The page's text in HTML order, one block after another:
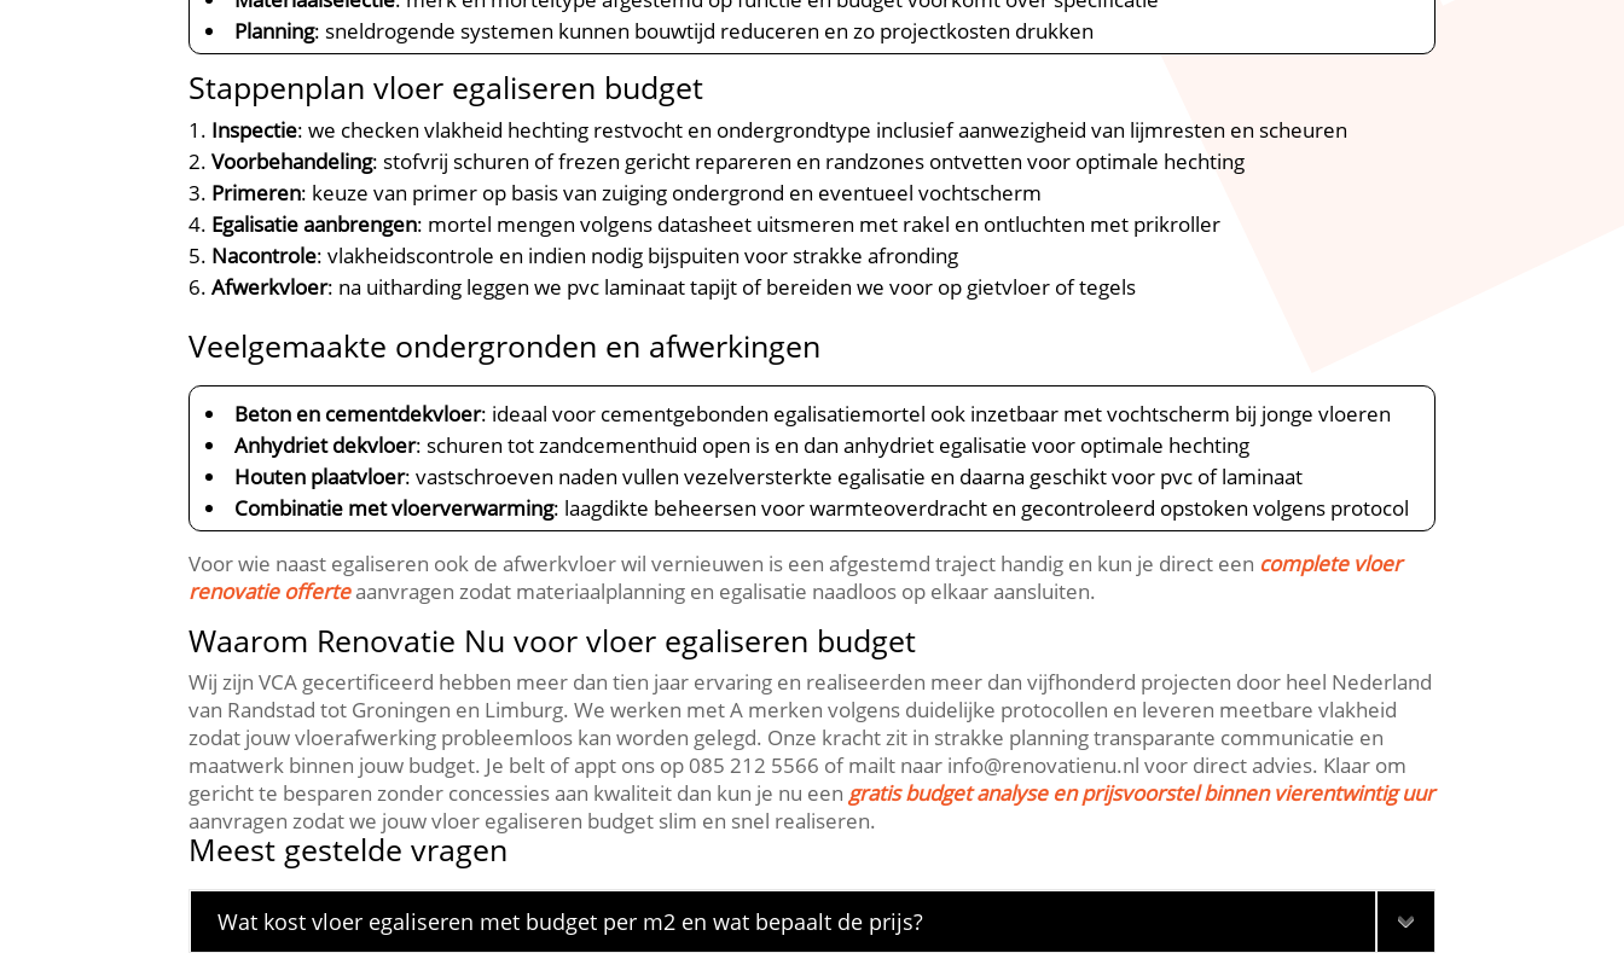
Planning: sneldrogende systemen kunnen bouwtijd reduceren en zo projectkosten drukken
Stappenplan vloer egaliseren budget
Inspectie: we checken vlakheid hechting restvocht en ondergrondtype inclusief aanwezigheid van lijmresten en scheuren
Voorbehandeling: stofvrij schuren of frezen gericht repareren en randzones ontvetten voor optimale hechting
Primeren: keuze van primer op basis van zuiging ondergrond en eventueel vochtscherm
Egalisatie aanbrengen: mortel mengen volgens datasheet uitsmeren met rakel en ontluchten met prikroller
Nacontrole: vlakheidscontrole en indien nodig bijspuiten voor strakke afronding
Afwerkvloer: na uitharding leggen we pvc laminaat tapijt of bereiden we voor op gietvloer of tegels
Veelgemaakte ondergronden en afwerkingen
Beton en cementdekvloer: ideaal voor cementgebonden egalisatiemortel ook inzetbaar met vochtscherm bij jonge vloeren
Anhydriet dekvloer: schuren tot zandcementhuid open is en dan anhydriet egalisatie voor optimale hechting
Houten plaatvloer: vastschroeven naden vullen vezelversterkte egalisatie en daarna geschikt voor pvc of laminaat
Combinatie met vloerverwarming: laagdikte beheersen voor warmteoverdracht en gecontroleerd opstoken volgens protocol
Voor wie naast egaliseren ook de afwerkvloer wil vernieuwen is een afgestemd traject handig en kun je direct een complete vloer
renovatie offerteaanvragen zodat materiaalplanning en egalisatie naadloos op elkaar aansluiten.​
Waarom Renovatie Nu voor vloer egaliseren budget
Wij zijn VCA gecertificeerd hebben meer dan tien jaar ervaring en realiseerden meer dan vijfhonderd projecten door heel Nederland
van Randstad tot Groningen en Limburg.​ We werken met A merken volgens duidelijke protocollen en leveren meetbare vlakheid
zodat jouw vloerafwerking probleemloos kan worden gelegd.​ Onze kracht zit in strakke planning transparante communicatie en
maatwerk binnen jouw budget.​ Je belt of appt ons op 085 212 5566 of mailt naar info@renovatienu.​nl voor direct advies.​ Klaar om
gericht te besparen zonder concessies aan kwaliteit dan kun je nu eengratis budget analyse en prijsvoorstel binnen vierentwintig uur
aanvragen zodat we jouw vloer egaliseren budget slim en snel realiseren.​
Meest gestelde vragen
Wat kost vloer egaliseren met budget per m2 en wat bepaalt de prijs?